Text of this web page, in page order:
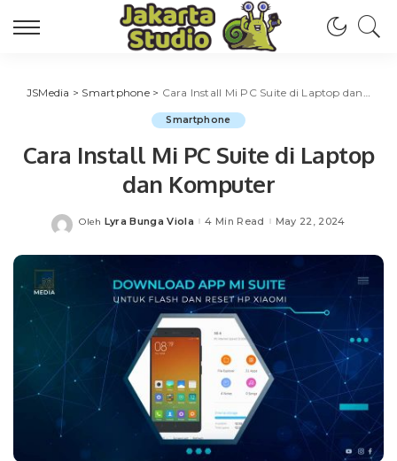
JSMedia > Smartphone> Cara Install Mi PC Suite di Laptop dan Komputer
Smartphone
Cara Install Mi PC Suite di Laptop
dan Komputer
Posted
Oleh Lyra Bunga Viola 4 Min Read May 22, 2024